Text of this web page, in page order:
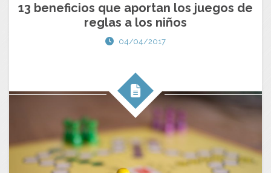
13 beneficios que aportan los juegos de
reglas a los niños
04/04/2017